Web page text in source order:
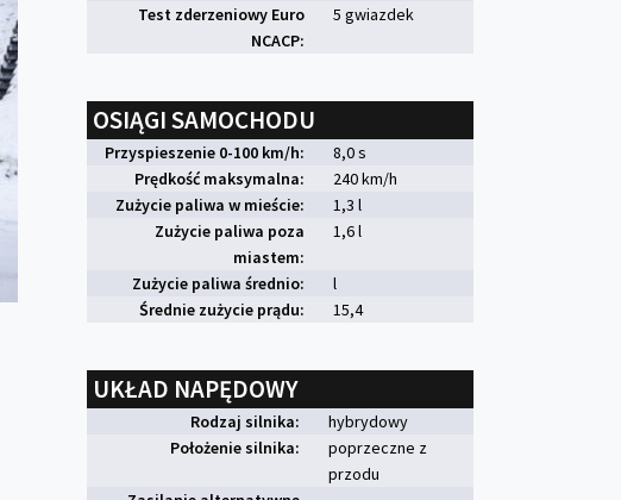
Test zderzeniowy Euro
NCACP:
5 gwiazdek
OSIĄGI SAMOCHODU
Przyspieszenie 0-100 km/h:
8,0 s
Prędkość maksymalna:
240 km/h
Zużycie paliwa w mieście:
1,3 l
Zużycie paliwa poza
miastem:
1,6 l
Zużycie paliwa średnio:
l
Średnie zużycie prądu:
15,4
UKŁAD NAPĘDOWY
Rodzaj silnika:
hybrydowy
Położenie silnika:
poprzeczne z
przodu